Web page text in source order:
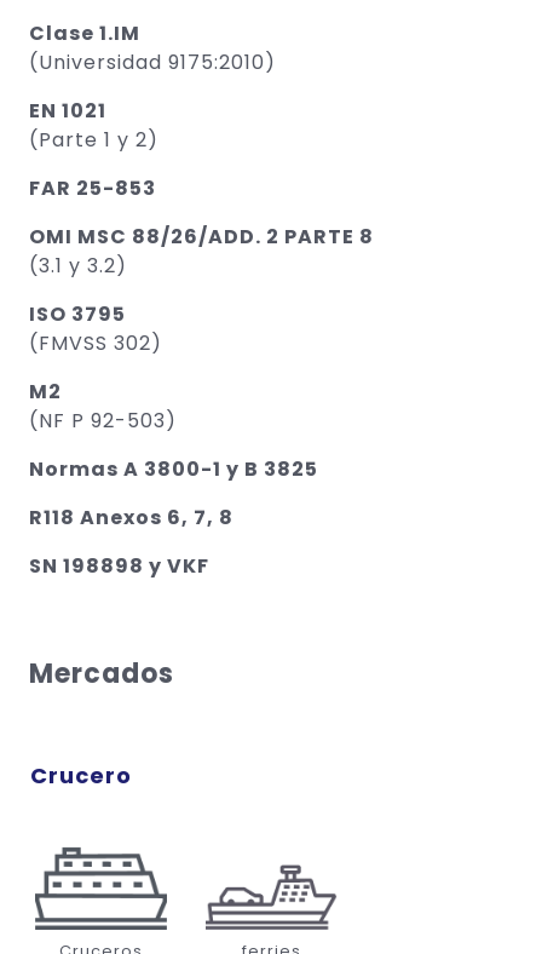
Clase 1.IM
(Universidad 9175:2010)
EN 1021
(Parte 1 y 2)
FAR 25-853
OMI MSC 88/26/ADD. 2 PARTE 8
(3.1 y 3.2)
ISO 3795
(FMVSS 302)
M2
(NF P 92-503)
Normas A 3800-1 y B 3825
R118 Anexos 6, 7, 8
SN 198898 y VKF
Mercados
Crucero